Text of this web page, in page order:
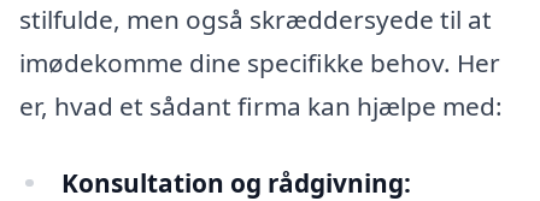
stilfulde, men også skræddersyede til at
imødekomme dine specifikke behov. Her
er, hvad et sådant firma kan hjælpe med:
Konsultation og rådgivning: